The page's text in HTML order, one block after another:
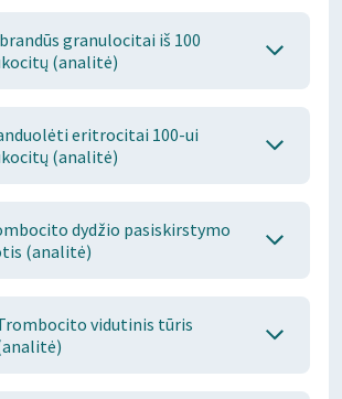
granulocitai iš 100
(analitė)
eritrocitai 100-ui
(analitė)
dydžio pasiskirstymo
(analitė)
vidutinis tūris